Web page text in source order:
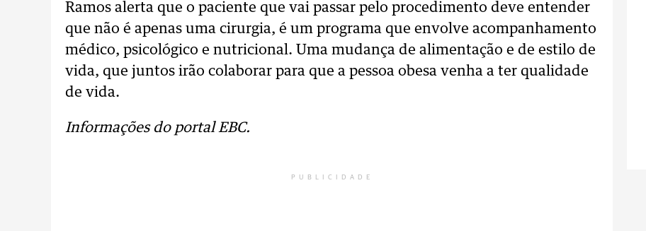
Ramos alerta que o paciente que vai passar pelo procedimento deve entender
que não é apenas uma cirurgia, é um programa que envolve acompanhamento
médico, psicológico e nutricional. Uma mudança de alimentação e de estilo de
vida, que juntos irão colaborar para que a pessoa obesa venha a ter qualidade
de vida.
Informações do portal EBC.
PUBLICIDADE